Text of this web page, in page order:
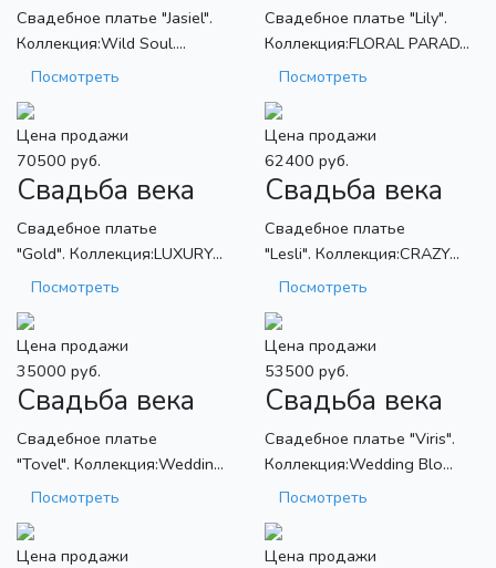
Свадебное платье "Jasiel".
Коллекция:Wild Soul....
Свадебное платье "Lily".
Коллекция:FLORAL PARAD...
Посмотреть
Цена продажи
70500 руб.
Свадьба века
Свадебное платье
"Gold". Коллекция:LUXURY...
Посмотреть
Цена продажи
62400 руб.
Свадьба века
Свадебное платье
"Lesli". Коллекция:CRAZY...
Посмотреть
Цена продажи
35000 руб.
Свадьба века
Свадебное платье
"Tovel". Коллекция:Weddin...
Посмотреть
Цена продажи
53500 руб.
Свадьба века
Свадебное платье "Viris".
Коллекция:Wedding Blo...
Посмотреть
Цена продажи
Посмотреть
Цена продажи